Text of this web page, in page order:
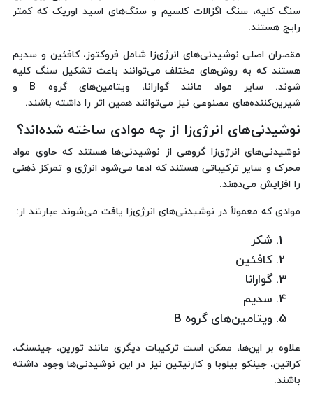
سنگ کلیه، سنگ اگزالات کلسیم و سنگ‌های اسید اوریک که کمتر
رایج هستند.
مقصران اصلی نوشیدنی‌های انرژی‌زا شامل فروکتوز، کافئین و سدیم
هستند که به روش‌های مختلف می‌توانند باعث تشکیل سنگ کلیه
شوند. سایر مواد مانند گوارانا، ویتامین‌های گروه B و
شیرین‌کننده‌های مصنوعی نیز می‌توانند همین اثر را داشته باشند.
نوشیدنی‌های انرژی‌زا از چه موادی ساخته شده‌اند؟
نوشیدنی‌های انرژی‌زا گروهی از نوشیدنی‌ها هستند که حاوی مواد
محرک و سایر ترکیباتی هستند که ادعا می‌شود انرژی و تمرکز ذهنی
را افزایش می‌دهند.
موادی که معمولاً در نوشیدنی‌های انرژی‌زا یافت می‌شوند عبارتند از:
شکر
کافئین
گوارانا
سدیم
ویتامین‌های گروه B
علاوه بر این‌ها، ممکن است ترکیبات دیگری مانند تورین، جینسنگ،
کراتین، جینکو بیلوبا و کارنیتین نیز در این نوشیدنی‌ها وجود داشته
باشند.